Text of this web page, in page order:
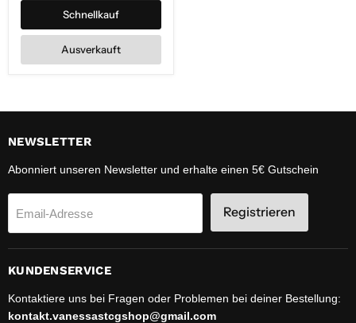
Schnellkauf
Ausverkauft
NEWSLETTER
Abonniert unseren Newsletter und erhalte einen 5€ Gutschein
Email-Adresse Registrieren
KUNDENSERVICE
Kontaktiere uns bei Fragen oder Problemen bei deiner Bestellung:
kontakt.vanessastcgshop@gmail.com